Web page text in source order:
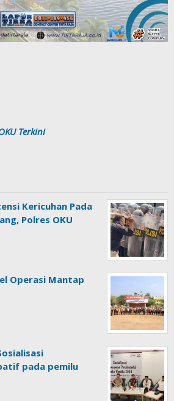
Terkini
Kericuhan Pada
Polres OKU
Operasi Mantap
pada pemilu